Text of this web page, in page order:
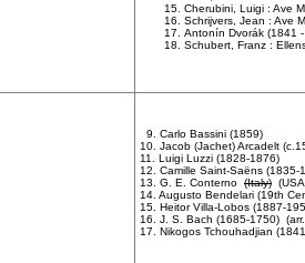
Cherubini, Luigi : Ave
Schrijvers, Jean : Ave
Antonín Dvorák (1841
Schubert, Franz :
9. Carlo Bassini (1859)
10. Jacob (Jachet) Arcadelt
11. Luigi Luzzi (1828-1876)
12. Camille Saint-Saëns (1835-
13. G. E. Conterno (Italy)
14. Augusto Bendelari (19th
15. Heitor Villa-Lobos (1887-
16. J. S. Bach (1685-1750)
17. Nikogos Tchouhadjian